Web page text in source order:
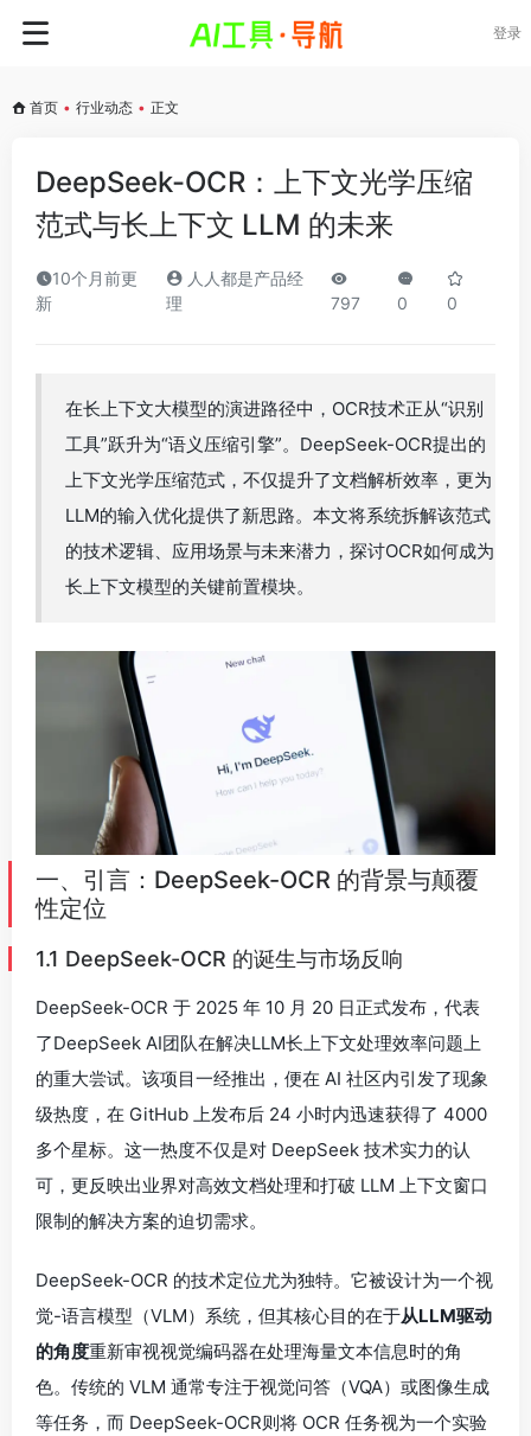
登录
首页 • 行业动态 • 正文
DeepSeek-OCR：上下文光学压缩
范式与长上下文 LLM 的未来
10个月前更
新
人人都是产品经
理
797 0 0
在长上下文大模型的演进路径中，OCR技术正从“识别
工具”跃升为“语义压缩引擎”。DeepSeek-OCR提出的
上下文光学压缩范式，不仅提升了文档解析效率，更为
LLM的输入优化提供了新思路。本文将系统拆解该范式
的技术逻辑、应用场景与未来潜力，探讨OCR如何成为
长上下文模型的关键前置模块。
一、引言：DeepSeek-OCR 的背景与颠覆
性定位
1.1 DeepSeek-OCR 的诞生与市场反响
DeepSeek-OCR 于 2025 年 10 月 20 日正式发布，代表
了DeepSeek AI团队在解决LLM长上下文处理效率问题上
的重大尝试。该项目一经推出，便在 AI 社区内引发了现象
级热度，在 GitHub 上发布后 24 小时内迅速获得了 4000
多个星标。这一热度不仅是对 DeepSeek 技术实力的认
可，更反映出业界对高效文档处理和打破 LLM 上下文窗口
限制的解决方案的迫切需求。
DeepSeek-OCR 的技术定位尤为独特。它被设计为一个视
觉-语言模型（VLM）系统，但其核心目的在于从LLM驱动
的角度重新审视视觉编码器在处理海量文本信息时的角
色。传统的 VLM 通常专注于视觉问答（VQA）或图像生成
等任务，而 DeepSeek-OCR则将 OCR 任务视为一个实验